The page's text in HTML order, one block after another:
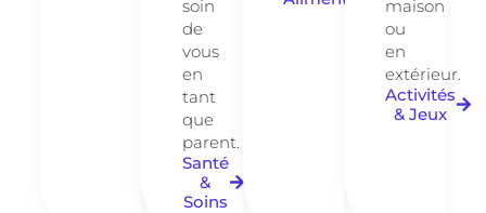
soin
de
vous
en
tant
que
parent.
Santé
&
Soins
maison
ou
en
extérieur.
Activités
& Jeux